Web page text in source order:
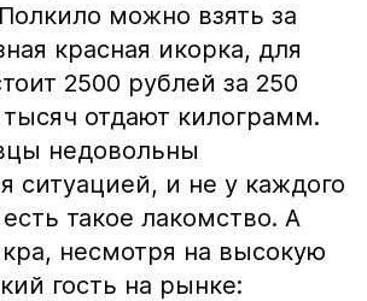
можно взять за
красная икорка, для
2500 рублей за 250
отдают килограмм.
недовольны
ситуацией, и не у каждого
такое лакомство. А
несмотря на высокую
гость на рынке: